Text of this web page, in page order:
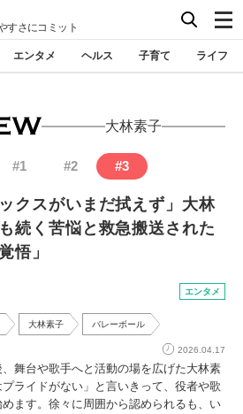
すさにコミット
エンタメ ヘルス 子育て ライフ
大林素子
#1 #2 #3
クスがいまだ拭えず」大林
続く苦悩と救急搬送された
悟」
エンタメ
大林素子 バレーボール
2026.04.17
舞台や歌手へと活動の場を広げた大林素
ライドがない」と言いきって、役者や歌
ます。徐々に周囲から認められるも、い